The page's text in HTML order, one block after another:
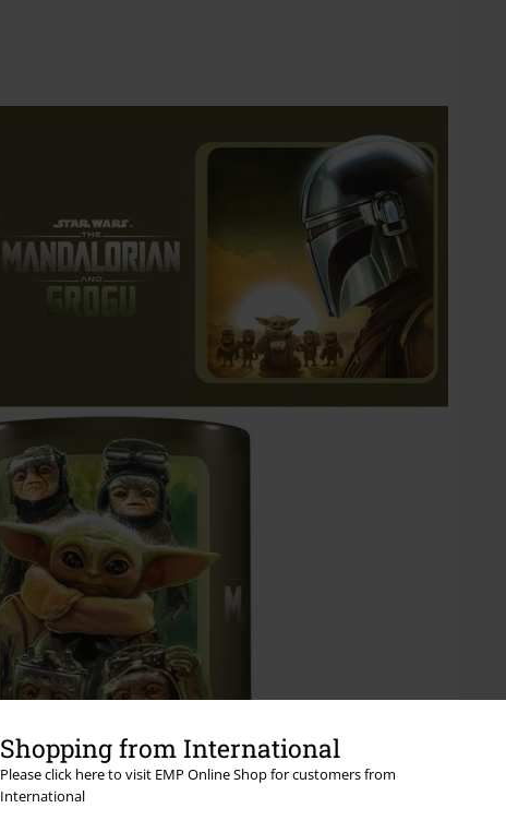
Shopping from International
Please click here to visit EMP Online Shop for customers from
International